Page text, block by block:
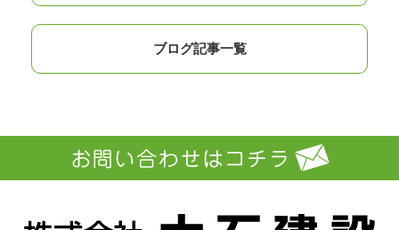
ブログ記事一覧